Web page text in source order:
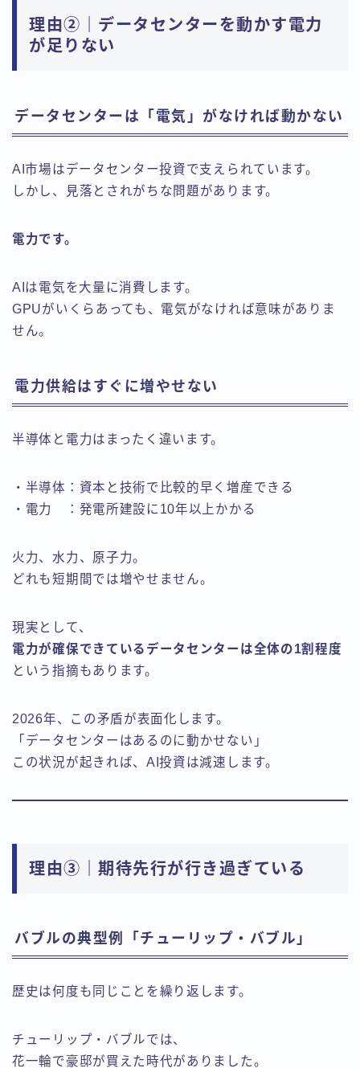
理由②｜データセンターを動かす電力
が足りない
データセンターは「電気」がなければ動かない
AI市場はデータセンター投資で支えられています。
しかし、見落とされがちな問題があります。
電力です。
AIは電気を大量に消費します。
GPUがいくらあっても、電気がなければ意味がありま
せん。
電力供給はすぐに増やせない
半導体と電力はまったく違います。
・半導体：資本と技術で比較的早く増産できる
・電力 ：発電所建設に10年以上かかる
火力、水力、原子力。
どれも短期間では増やせません。
現実として、
電力が確保できているデータセンターは全体の1割程度
という指摘もあります。
2026年、この矛盾が表面化します。
「データセンターはあるのに動かせない」
この状況が起きれば、AI投資は減速します。
理由③｜期待先行が行き過ぎている
バブルの典型例「チューリップ・バブル」
歴史は何度も同じことを繰り返します。
チューリップ・バブルでは、
花一輪で豪邸が買えた時代がありました。